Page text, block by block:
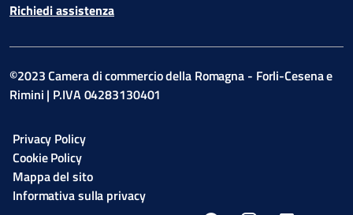
Richiedi assistenza
©2023 Camera di commercio della Romagna - Forli-Cesena e
Rimini | P.IVA 04283130401
Privacy Policy
Cookie Policy
Mappa del sito
Informativa sulla privacy